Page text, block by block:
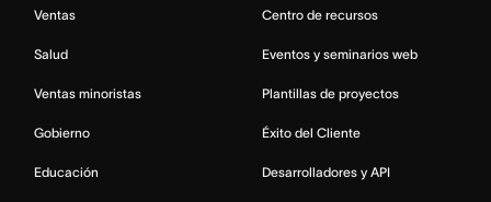
Ventas
Salud
Ventas minoristas
Gobierno
Educación
Centro de recursos
Eventos y seminarios web
Plantillas de proyectos
Éxito del Cliente
Desarrolladores y API